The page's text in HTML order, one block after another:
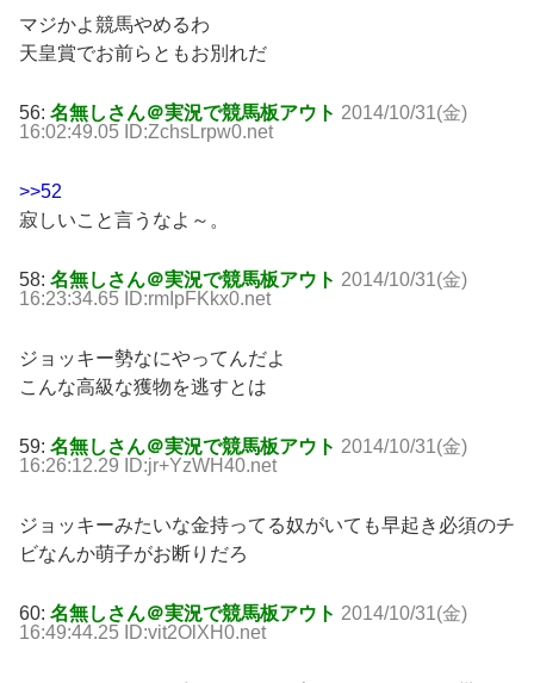
マジかよ競馬やめるわ
天皇賞でお前らともお別れだ
56: 名無しさん＠実況で競馬板アウト 2014/10/31(金)
16:02:49.05 ID:ZchsLrpw0.net
>>52
寂しいこと言うなよ～。
58: 名無しさん＠実況で競馬板アウト 2014/10/31(金)
16:23:34.65 ID:rmIpFKkx0.net
ジョッキー勢なにやってんだよ
こんな高級な獲物を逃すとは
59: 名無しさん＠実況で競馬板アウト 2014/10/31(金)
16:26:12.29 ID:jr+YzWH40.net
ジョッキーみたいな金持ってる奴がいても早起き必須のチ
ビなんか萌子がお断りだろ
60: 名無しさん＠実況で競馬板アウト 2014/10/31(金)
16:49:44.25 ID:vit2OlXH0.net